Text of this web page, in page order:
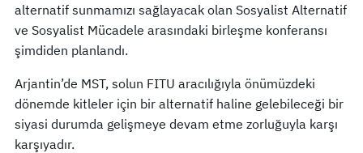
alternatif sunmamızı sağlayacak olan Sosyalist Alternatif
ve Sosyalist Mücadele arasındaki birleşme konferansı
şimdiden planlandı.
Arjantin’de MST, solun FITU aracılığıyla önümüzdeki
dönemde kitleler için bir alternatif haline gelebileceği bir
siyasi durumda gelişmeye devam etme zorluğuyla karşı
karşıyadır.